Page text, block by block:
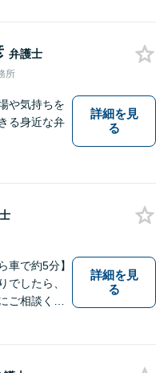
弁護士
所
や気持ちを
る身近な弁
詳細を見
る
車で約5分】
でしたら、
ご相談くだ
詳細を見
る